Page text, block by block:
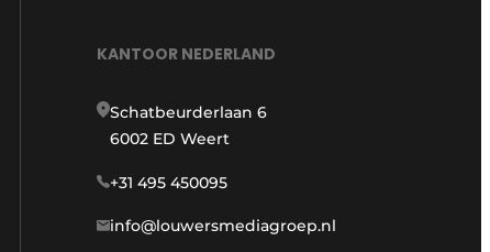
KANTOOR NEDERLAND
Schatbeurderlaan 6
6002 ED Weert
+31 495 450095
info@louwersmediagroep.nl